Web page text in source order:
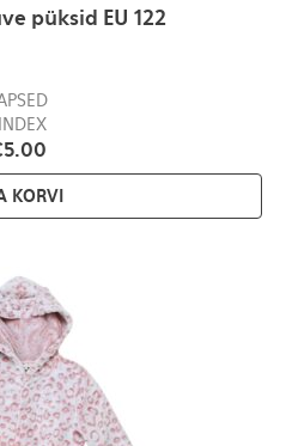
püksid EU 122
5.00
KORVI